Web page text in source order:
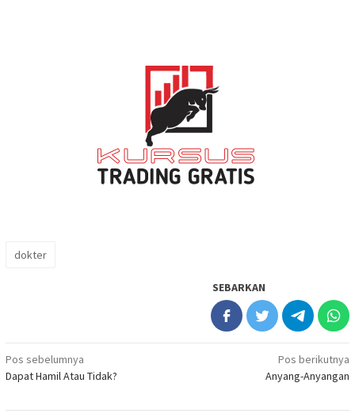
dokter
SEBARKAN
Navigasi
pos
Pos sebelumnya
Dapat Hamil Atau Tidak?
Pos berikutnya
Anyang-Anyangan